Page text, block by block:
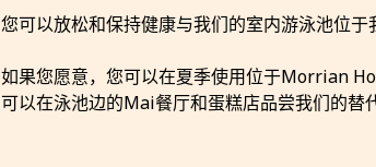
您可以放松和保持健康与我们的室内游泳池位于
如果您愿意，您可以在夏季使用位于Morrian
可以在泳池边的Mai餐厅和蛋糕店品尝我们的替